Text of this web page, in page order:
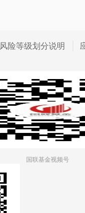
风险等级划分说明
国联基金视频号